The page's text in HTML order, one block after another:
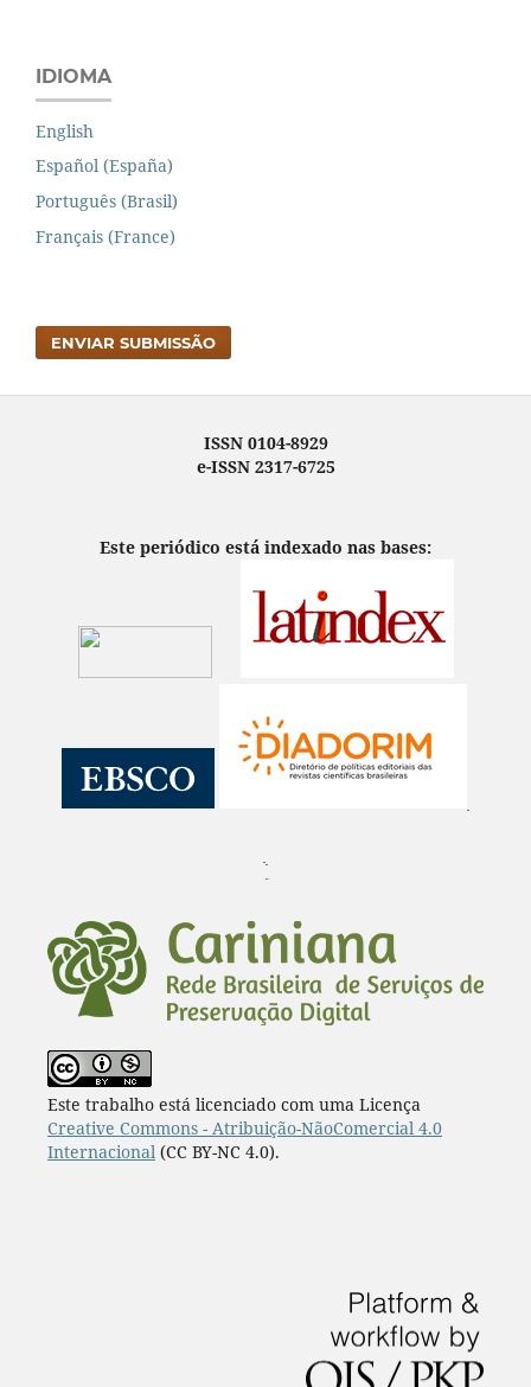
IDIOMA
English
Español (España)
Português (Brasil)
Français (France)
ENVIAR SUBMISSÃO
ISSN 0104-8929
e-ISSN 2317-6725
Este periódico está indexado nas bases:
¨
Este trabalho está licenciado com uma Licença
Creative Commons - Atribuição-NãoComercial 4.0
Internacional (CC BY-NC 4.0).